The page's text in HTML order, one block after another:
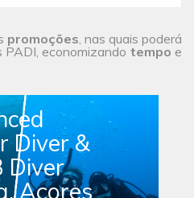
promoções, nas quais poderá
PADI, economizando tempo e
Diver &
Diver
Açores